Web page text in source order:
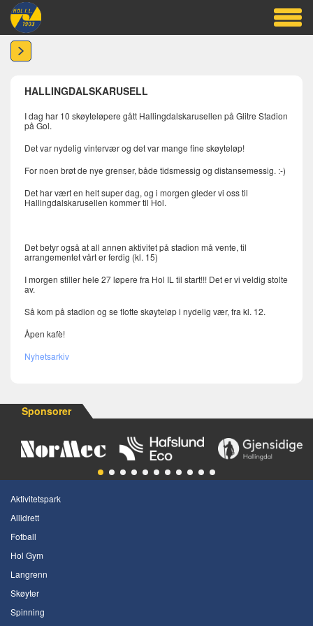
HALLINGDALSKARUSELL
I dag har 10 skøyteløpere gått Hallingdalskarusellen på Glitre Stadion
på Gol.
Det var nydelig vintervær og det var mange fine skøyteløp!
For noen brøt de nye grenser, både tidsmessig og distansemessig. :-)
Det har vært en helt super dag, og i morgen gleder vi oss til
Hallingdalskarusellen kommer til Hol.
Det betyr også at all annen aktivitet på stadion må vente, til
arrangementet vårt er ferdig (kl. 15)
I morgen stiller hele 27 løpere fra Hol IL til start!!! Det er vi veldig stolte
av.
Så kom på stadion og se flotte skøyteløp i nydelig vær, fra kl. 12.
Åpen kafè!
Nyhetsarkiv
Sponsorer
Aktivitetspark
Allidrett
Fotball
Hol Gym
Langrenn
Skøyter
Spinning